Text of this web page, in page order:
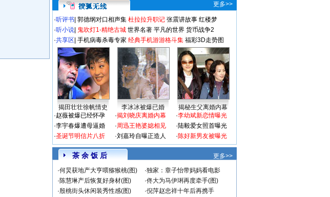
更多>>
·听评书 郭德纲对口相声集 杜拉拉升职记 张震讲故事 红楼梦
·听小说 鬼吹灯1-精绝古城 世界名著 平凡的世界 货币战争2
·共享区 手机病毒杀毒专家 经典手机游游格斗集 福彩3D走势图
揭田壮壮徐帆情史 李冰冰被爆已婚
揭秘生父离婚内幕
·赵薇被爆已经怀孕
·李宇春爆遭母逼婚
·圣诞节明信片八折
·揭刘晓庆离婚内幕
·周迅王艳婆媳相见
·刘嘉玲自曝正造人
·李幼斌新恋情曝光
·陆毅爱女照首曝光
·陈好新男友被曝光
茶 余 饭 后
更多>>
·何炅获地产大亨喂猕猴桃(图) ·独家：章子怡带妈妈看电影
·陈慧琳产后恢复好身材(图) ·佟大为马伊琍再度牵手(图)
·殷桃街头休闲装秀性感(图) ·倪萍赵忠祥十年后再携手